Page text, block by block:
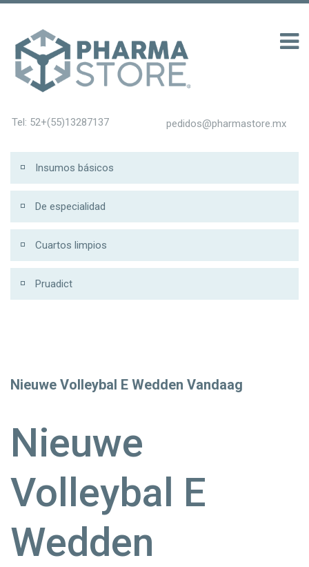
Tel: 52+(55)13287137 pedidos@pharmastore.mx
Insumos básicos
De especialidad
Cuartos limpios
Pruadict
Nieuwe Volleybal E Wedden Vandaag
Nieuwe
Volleybal E
Wedden